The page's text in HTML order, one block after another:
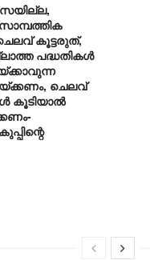
കൂട്ടരുത്,
പദ്ധതികൾ
ചെലവ്
കൂടിയാൽ